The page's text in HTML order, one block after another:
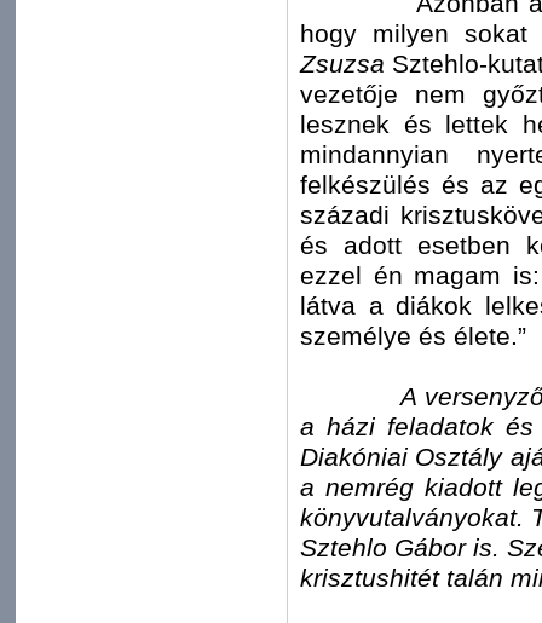
hogy milyen
Zsuzsa Sztehlo-
vezetője nem
lesznek és lettek
mindannyian
felkészülés és az
századi
és adott esetben
ezzel én magam
látva a diákok
személye és élete.”
A
a házi feladatok
Diakóniai Osztály
a nemrég kiadott
könyvutalványokat.
Sztehlo Gábor is.
krisztushitét talán